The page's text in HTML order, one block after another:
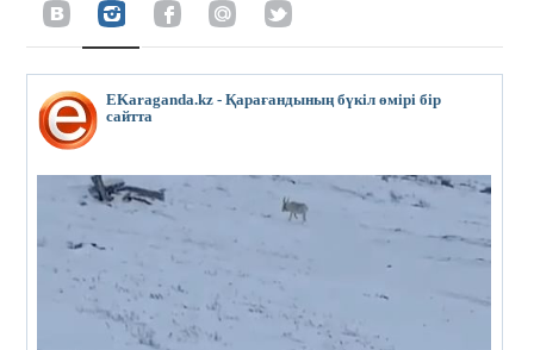
EKaraganda.kz - Қарағандының бүкіл өмірі бір
сайтта